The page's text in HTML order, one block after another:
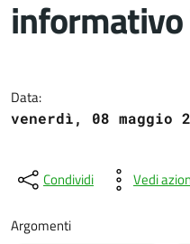
informativo
Data:
venerdì, 08 maggio
Condividi Vedi
Argomenti